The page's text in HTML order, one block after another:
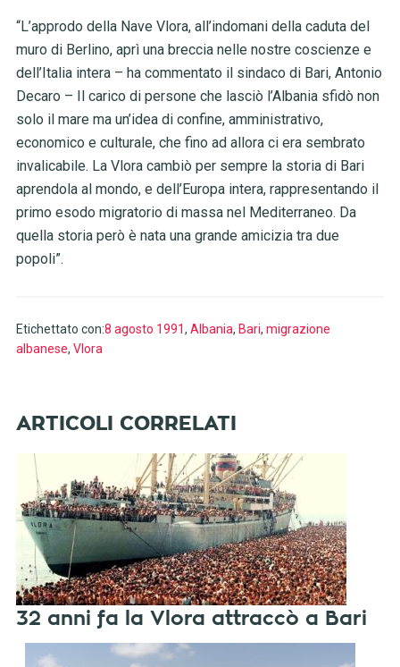
“L’approdo della Nave Vlora, all’indomani della caduta del
muro di Berlino, aprì una breccia nelle nostre coscienze e
dell’Italia intera – ha commentato il sindaco di Bari, Antonio
Decaro – Il carico di persone che lasciò l’Albania sfidò non
solo il mare ma un’idea di confine, amministrativo,
economico e culturale, che fino ad allora ci era sembrato
invalicabile. La Vlora cambiò per sempre la storia di Bari
aprendola al mondo, e dell’Europa intera, rappresentando il
primo esodo migratorio di massa nel Mediterraneo. Da
quella storia però è nata una grande amicizia tra due
popoli”.
Etichettato con:8 agosto 1991, Albania, Bari, migrazione
albanese, Vlora
32 anni fa la Vlora attraccò a Bari